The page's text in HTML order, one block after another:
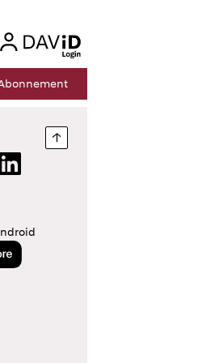
login
nnement
Nach oben springen
Store